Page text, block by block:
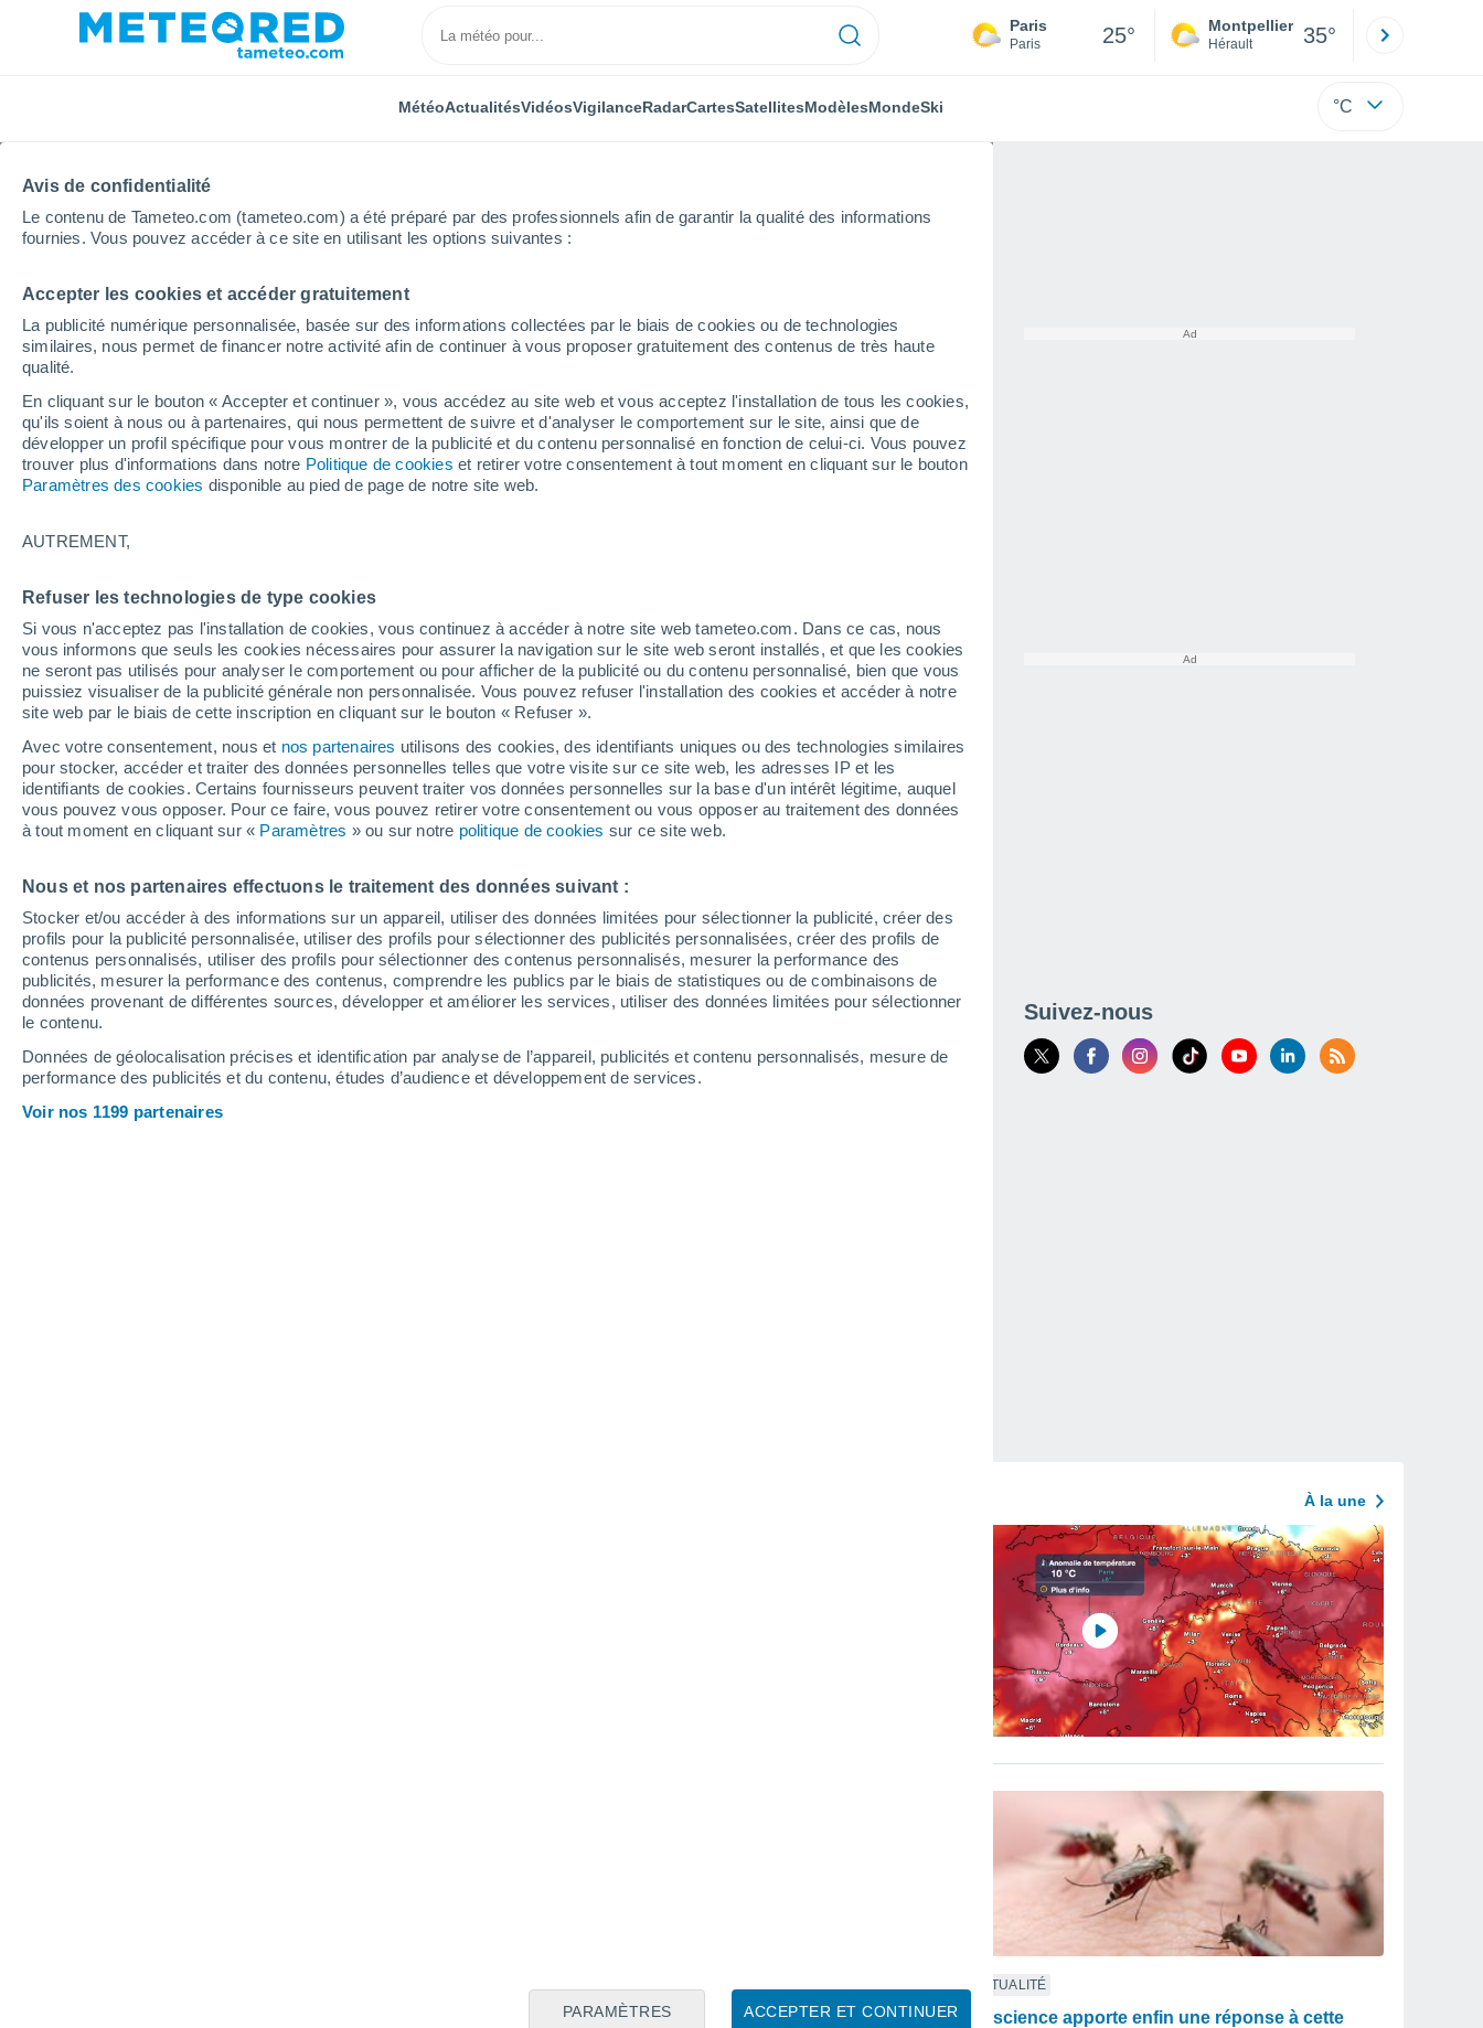
Avis de confidentialité
Le contenu de Tameteo.com (tameteo.com) a été préparé par des professionnels afin de garantir la qualité des informations
fournies. Vous pouvez accéder à ce site en utilisant les options suivantes :
Accepter les cookies et accéder gratuitement
La publicité numérique personnalisée, basée sur des informations collectées par le biais de cookies ou de technologies
similaires, nous permet de financer notre activité afin de continuer à vous proposer gratuitement des contenus de très haute
qualité.
En cliquant sur le bouton « Accepter et continuer », vous accédez au site web et vous acceptez l'installation de tous les cookies,
qu'ils soient à nous ou à partenaires, qui nous permettent de suivre et d'analyser le comportement sur le site, ainsi que de
développer un profil spécifique pour vous montrer de la publicité et du contenu personnalisé en fonction de celui-ci. Vous pouvez
trouver plus d'informations dans notre Politique de cookies et retirer votre consentement à tout moment en cliquant sur le bouton
Paramètres des cookies disponible au pied de page de notre site web.
AUTREMENT,
Refuser les technologies de type cookies
Si vous n'acceptez pas l'installation de cookies, vous continuez à accéder à notre site web tameteo.com. Dans ce cas, nous
vous informons que seuls les cookies nécessaires pour assurer la navigation sur le site web seront installés, et que les cookies
ne seront pas utilisés pour analyser le comportement ou pour afficher de la publicité ou du contenu personnalisé, bien que vous
puissiez visualiser de la publicité générale non personnalisée. Vous pouvez refuser l'installation des cookies et accéder à notre
site web par le biais de cette inscription en cliquant sur le bouton « Refuser ».
Avec votre consentement, nous et nos partenaires utilisons des cookies, des identifiants uniques ou des technologies similaires
pour stocker, accéder et traiter des données personnelles telles que votre visite sur ce site web, les adresses IP et les
identifiants de cookies. Certains fournisseurs peuvent traiter vos données personnelles sur la base d'un intérêt légitime, auquel
vous pouvez vous opposer. Pour ce faire, vous pouvez retirer votre consentement ou vous opposer au traitement des données
à tout moment en cliquant sur « Paramètres » ou sur notre politique de cookies sur ce site web.
Nous et nos partenaires effectuons le traitement des données suivant :
Stocker et/ou accéder à des informations sur un appareil, utiliser des données limitées pour sélectionner la publicité, créer des
profils pour la publicité personnalisée, utiliser des profils pour sélectionner des publicités personnalisées, créer des profils de
contenus personnalisés, utiliser des profils pour sélectionner des contenus personnalisés, mesurer la performance des
publicités, mesurer la performance des contenus, comprendre les publics par le biais de statistiques ou de combinaisons de
données provenant de différentes sources, développer et améliorer les services, utiliser des données limitées pour sélectionner
le contenu.
Données de géolocalisation précises et identification par analyse de l’appareil, publicités et contenu personnalisés, mesure de
performance des publicités et du contenu, études d’audience et développement de services.
Voir nos 1199 partenaires
ACCEPTER ET CONTINUER
PARAMÈTRES
Paris
Paris 25° Montpellier
Hérault 35°
MétéoActualitésVidéosVigilanceRadarCartesSatellitesModèlesMondeSki °C
Accueil Porto Rico Municipalité de Las Marías
Météo pour la municipalité de Las Marías
Aujourd´hui, 6 août Toute la journée Symbole
32°
22°
Acevedo
Leaflet
Suivez-nous
À la une
Météo du week-end en France : fortes chaleurs
ACTUALITÉ
La science apporte enfin une réponse à cette